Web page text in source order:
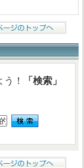
！
「検索」